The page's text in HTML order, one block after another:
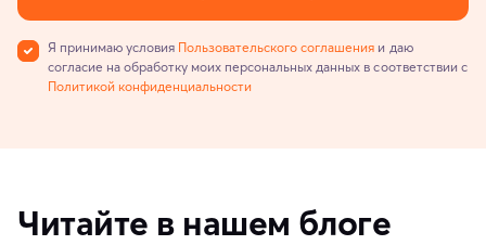
Я принимаю условия Пользовательского соглашения и даю
согласие на обработку моих персональных данных в соответствии с
Политикой конфиденциальности
Читайте в нашем блоге